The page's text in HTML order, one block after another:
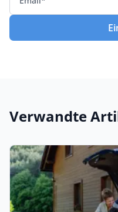
Verwandte